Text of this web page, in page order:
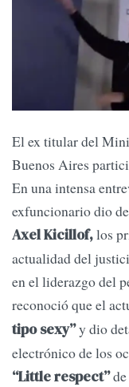
El ex titular del
Buenos Aires
En una intensa
exfuncionario dio
Axel Kicillof,los
actualidad del
en el liderazgo del
reconoció que el
tipo sexy”y dio
electrónico de los
“Little respect”de